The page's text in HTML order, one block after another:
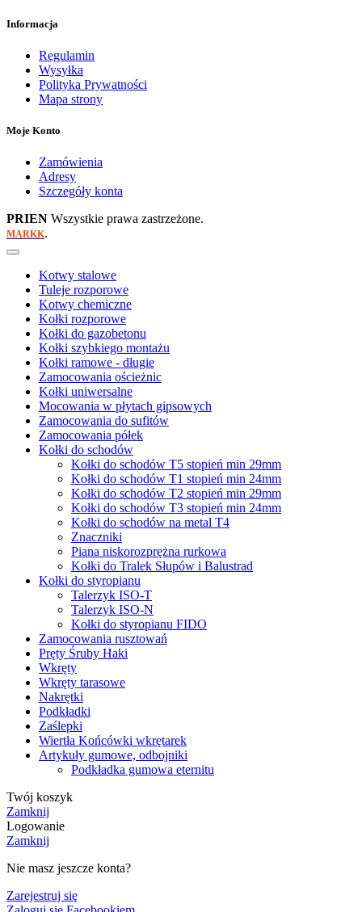
Informacja
Regulamin
Wysyłka
Polityka Prywatności
Mapa strony
Moje Konto
Zamówienia
Adresy
Szczegóły konta
PRIEN Wszystkie prawa zastrzeżone.
MARKK.
Kotwy stalowe
Tuleje rozporowe
Kotwy chemiczne
Kołki rozporowe
Kołki do gazobetonu
Kołki szybkiego montażu
Kołki ramowe - długie
Zamocowania ościeżnic
Kołki uniwersalne
Mocowania w płytach gipsowych
Zamocowania do sufitów
Zamocowania półek
Kołki do schodów
Kołki do schodów T5 stopień min 29mm
Kołki do schodów T1 stopień min 24mm
Kołki do schodów T2 stopień min 29mm
Kołki do schodów T3 stopień min 24mm
Kołki do schodów na metal T4
Znaczniki
Piana niskorozprężna rurkowa
Kołki do Tralek Słupów i Balustrad
Kołki do styropianu
Talerzyk ISO-T
Talerzyk ISO-N
Kołki do styropianu FIDO
Zamocowania rusztowań
Pręty Śruby Haki
Wkręty
Wkręty tarasowe
Nakrętki
Podkładki
Zaślepki
Wiertła Końcówki wkrętarek
Artykuły gumowe, odbojniki
Podkładka gumowa eternitu
Twój koszyk
Zamknij
Logowanie
Zamknij
Nie masz jeszcze konta?
Zarejestruj się